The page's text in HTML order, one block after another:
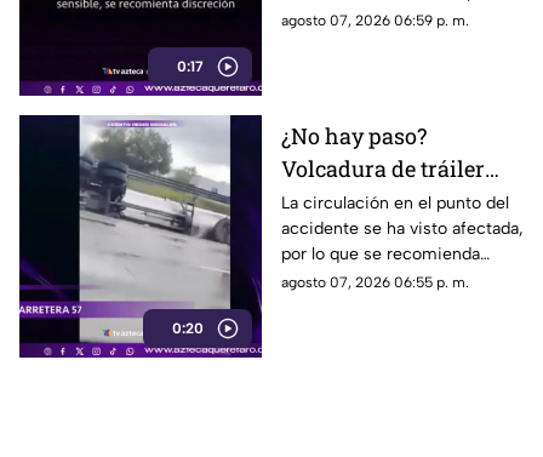
0:17
al atropellamiento ocurrido en
agosto 07, 2026 06:59 p. m.
0:20
¿No hay paso?
Volcadura de tráiler
colapsa este punto de la
carretera 57
La circulación en el punto del
accidente se ha visto afectada,
por lo que se recomienda
considerar tiempos de
agosto 07, 2026 06:55 p. m.